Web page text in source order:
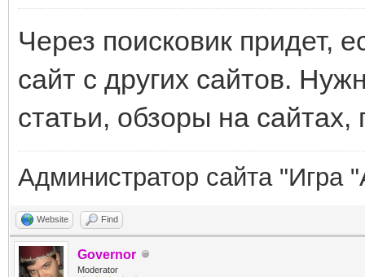
Через поисковик придет,
сайт с других сайтов.
статьи, обзоры на
Администратор сайта "Игра
Website Find
Governor
Moderator